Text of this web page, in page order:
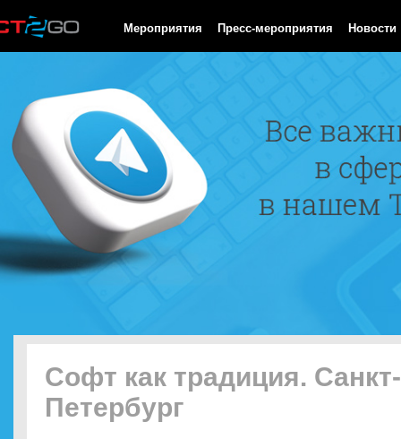
Мероприятия Пресс-мероприятия Новости
Софт как традиция. Санкт-
Петербург